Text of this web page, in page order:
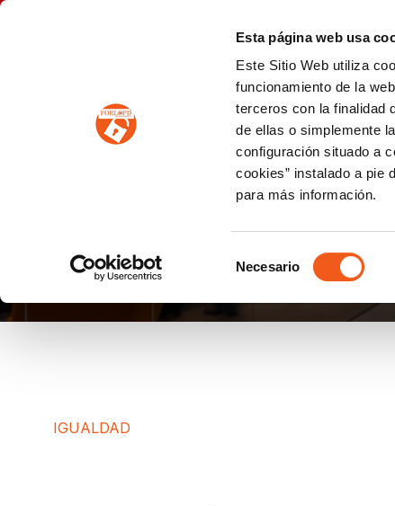
Esta página web usa
Este Sitio Web utiliza
funcionamiento de la
terceros con la finalidad
de ellas o simplemente
configuración situado a
cookies” instalado a pie
para más información.
de
Necesario
PROTECCION DE DATOS
IGUALDAD EN LA
IGUALDAD